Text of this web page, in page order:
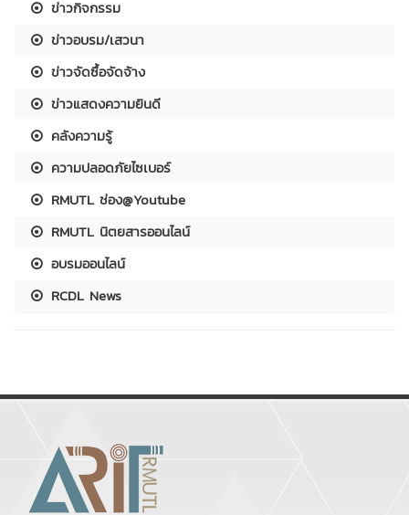
ข่าวกิจกรรม
ข่าวอบรม/เสวนา
ข่าวจัดซื้อจัดจ้าง
ข่าวแสดงความยินดี
คลังความรู้
ความปลอดภัยไซเบอร์
RMUTL ช่อง@Youtube
RMUTL นิตยสารออนไลน์
อบรมออนไลน์
RCDL News